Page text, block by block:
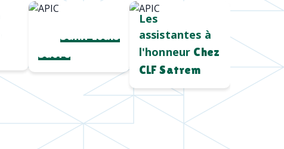
Saint Louis
Sucre
Les
assistantes à
l'honneur Chez
CLF Satrem